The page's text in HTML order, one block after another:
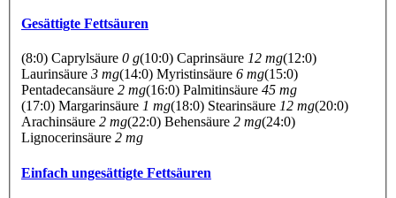
Gesättigte Fettsäuren
(8:0) Caprylsäure 0 g(10:0) Caprinsäure 12 mg(12:0)
Laurinsäure 3 mg(14:0) Myristinsäure 6 mg(15:0)
Pentadecansäure 2 mg(16:0) Palmitinsäure 45 mg
(17:0) Margarinsäure 1 mg(18:0) Stearinsäure 12 mg(20:0)
Arachinsäure 2 mg(22:0) Behensäure 2 mg(24:0)
Lignocerinsäure 2 mg
Einfach ungesättigte Fettsäuren